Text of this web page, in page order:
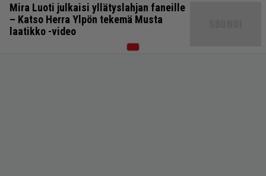
Mira Luoti julkaisi yllätyslahjan faneille
– Katso Herra Ylpön tekemä Musta
laatikko -video